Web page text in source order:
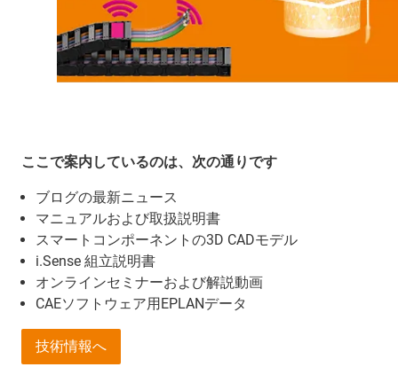
ここで案内しているのは、次の通りです
ブログの最新ニュース
マニュアルおよび取扱説明書
スマートコンポーネントの3D CADモデル
i.Sense 組立説明書
オンラインセミナーおよび解説動画
CAEソフトウェア用EPLANデータ
技術情報へ